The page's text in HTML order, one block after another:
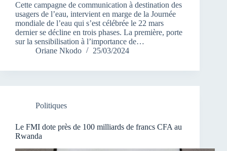
Cette campagne de communication à destination des
usagers de l’eau, intervient en marge de la Journée
mondiale de l’eau qui s’est célébrée le 22 mars
dernier se décline en trois phases. La première, porte
sur la sensibilisation à l’importance de…
Oriane Nkodo
25/03/2024
Politiques
Le FMI dote près de 100 milliards de francs CFA au
Rwanda